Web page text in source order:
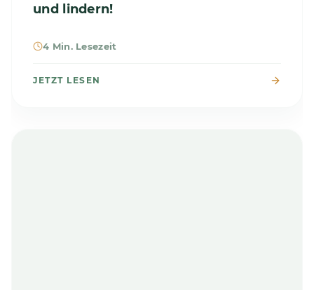
und lindern!
4 Min. Lesezeit
JETZT LESEN